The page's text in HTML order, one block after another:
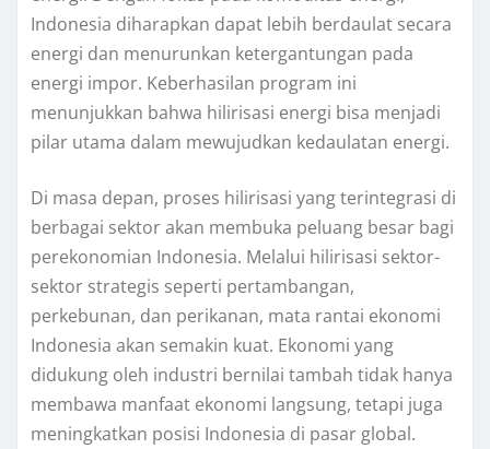
Indonesia diharapkan dapat lebih berdaulat secara
energi dan menurunkan ketergantungan pada
energi impor. Keberhasilan program ini
menunjukkan bahwa hilirisasi energi bisa menjadi
pilar utama dalam mewujudkan kedaulatan energi.
Di masa depan, proses hilirisasi yang terintegrasi di
berbagai sektor akan membuka peluang besar bagi
perekonomian Indonesia. Melalui hilirisasi sektor-
sektor strategis seperti pertambangan,
perkebunan, dan perikanan, mata rantai ekonomi
Indonesia akan semakin kuat. Ekonomi yang
didukung oleh industri bernilai tambah tidak hanya
membawa manfaat ekonomi langsung, tetapi juga
meningkatkan posisi Indonesia di pasar global.